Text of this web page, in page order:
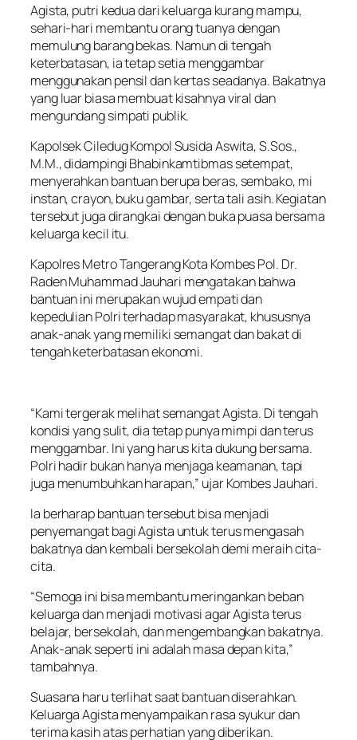
Agista, putri kedua dari keluarga kurang mampu,
sehari-hari membantu orang tuanya dengan
memulung barang bekas. Namun di tengah
keterbatasan, ia tetap setia menggambar
menggunakan pensil dan kertas seadanya. Bakatnya
yang luar biasa membuat kisahnya viral dan
mengundang simpati publik.
Kapolsek Ciledug Kompol Susida Aswita, S.Sos.,
M.M., didampingi Bhabinkamtibmas setempat,
menyerahkan bantuan berupa beras, sembako, mi
instan, crayon, buku gambar, serta tali asih. Kegiatan
tersebut juga dirangkai dengan buka puasa bersama
keluarga kecil itu.
Kapolres Metro Tangerang Kota Kombes Pol. Dr.
Raden Muhammad Jauhari mengatakan bahwa
bantuan ini merupakan wujud empati dan
kepedulian Polri terhadap masyarakat, khususnya
anak-anak yang memiliki semangat dan bakat di
tengah keterbatasan ekonomi.
“Kami tergerak melihat semangat Agista. Di tengah
kondisi yang sulit, dia tetap punya mimpi dan terus
menggambar. Ini yang harus kita dukung bersama.
Polri hadir bukan hanya menjaga keamanan, tapi
juga menumbuhkan harapan,” ujar Kombes Jauhari.
Ia berharap bantuan tersebut bisa menjadi
penyemangat bagi Agista untuk terus mengasah
bakatnya dan kembali bersekolah demi meraih cita-
cita.
“Semoga ini bisa membantu meringankan beban
keluarga dan menjadi motivasi agar Agista terus
belajar, bersekolah, dan mengembangkan bakatnya.
Anak-anak seperti ini adalah masa depan kita,”
tambahnya.
Suasana haru terlihat saat bantuan diserahkan.
Keluarga Agista menyampaikan rasa syukur dan
terima kasih atas perhatian yang diberikan.